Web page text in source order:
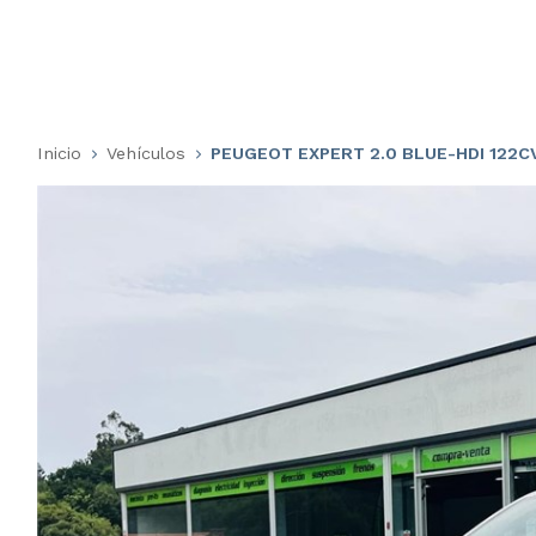
Inicio Vehículos PEUGEOT EXPERT 2.0 BLUE-HDI